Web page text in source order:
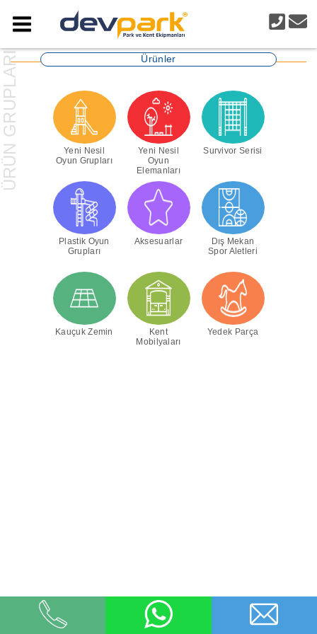
Ürünler
Yeni Nesil
Oyun Grupları
Yeni Nesil
Oyun
Elemanları
Survivor Serisi
Plastik Oyun
Grupları
Aksesuarlar
Dış Mekan
Spor Aletleri
Kauçuk Zemin
Kent
Mobilyaları
Yedek Parça